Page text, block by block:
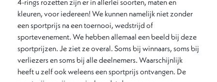
4-rings rozetten zijn er in allerlei soorten, maten en
kleuren, voor iedereen! We kunnen namelijk niet zonder
een sportprijs na een toernooi, wedstrijd of
sportevenement. We hebben allemaal een beeld bij deze
sportprijzen. Je ziet ze overal. Soms bij winnaars, soms bij
verliezers en soms bij alle deelnemers. Waarschijnlijk
heeft u zelf ook weleens een sportprijs ontvangen. De